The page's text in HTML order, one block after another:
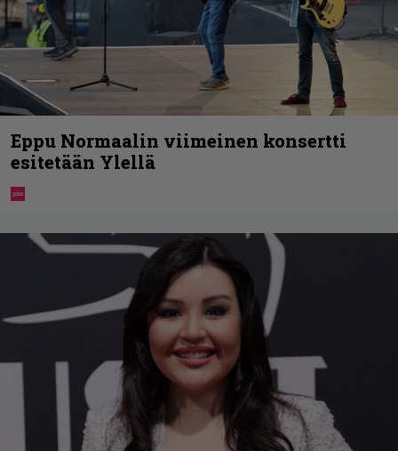
Eppu Normaalin viimeinen konsertti
esitetään Ylellä